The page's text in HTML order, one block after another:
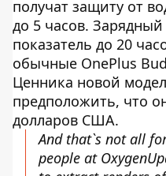
получат защиту от
до 5 часов.
показатель до 20
обычные OnePlus
Ценника новой
предположить, что
долларов США.
And that`s not all
people at